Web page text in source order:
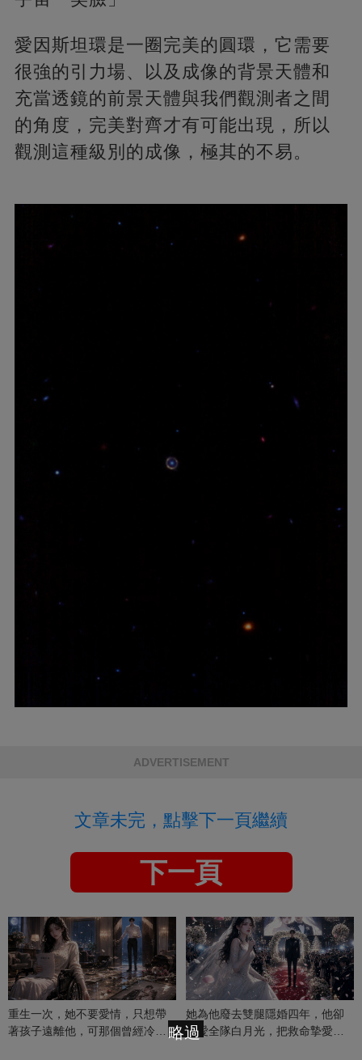
愛因斯坦環是一圈完美的圓環，它需要
很強的引力場、以及成像的背景天體和
充當透鏡的前景天體與我們觀測者之間
的角度，完美對齊才有可能出現，所以
觀測這種級別的成像，極其的不易。
ADVERTISEMENT
文章未完，點擊下一頁繼續
下一頁
重生一次，她不要愛情，只想帶
著孩子遠離他，可那個曾經冷漠
她為他廢去雙腿隱婚四年，他卻
偏愛全隊白月光，把救命摯愛當
略過